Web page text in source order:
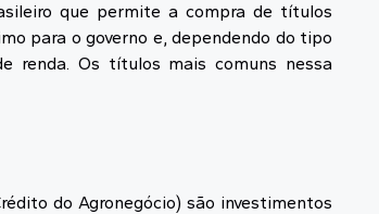
que permite a compra de títulos
para o governo e, dependendo do tipo
renda. Os títulos mais comuns nessa
do Agronegócio) são investimentos